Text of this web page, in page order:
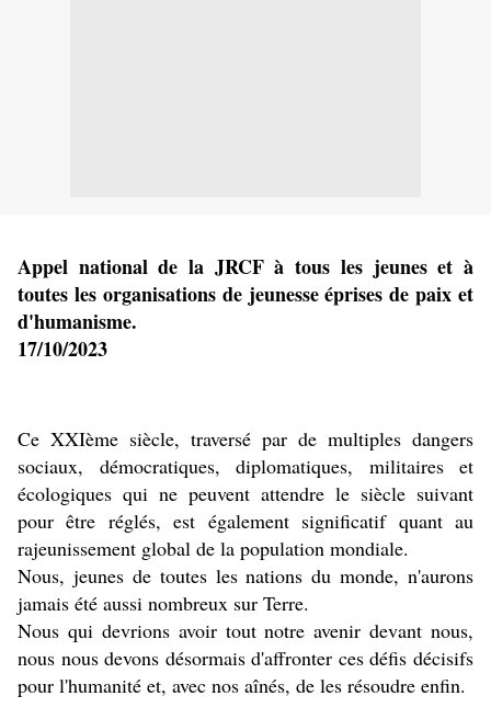
Appel national de la JRCF à tous les jeunes et à
toutes les organisations de jeunesse éprises de paix et
d'humanisme.
17/10/2023
Ce XXIème siècle, traversé par de multiples dangers
sociaux, démocratiques, diplomatiques, militaires et
écologiques qui ne peuvent attendre le siècle suivant
pour être réglés, est également significatif quant au
rajeunissement global de la population mondiale.
Nous, jeunes de toutes les nations du monde, n'aurons
jamais été aussi nombreux sur Terre.
Nous qui devrions avoir tout notre avenir devant nous,
nous nous devons désormais d'affronter ces défis décisifs
pour l'humanité et, avec nos aînés, de les résoudre enfin.